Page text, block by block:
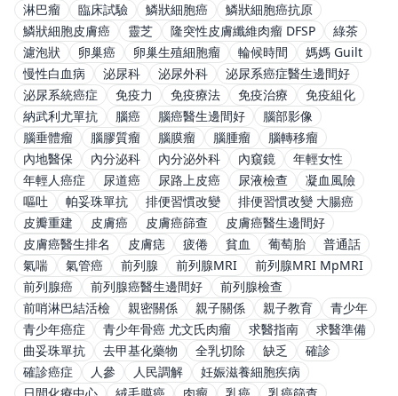
淋巴瘤
臨床試驗 鱗狀細胞癌
鱗狀細胞癌抗原
鱗狀細胞皮膚癌
靈芝 隆突性皮膚纖維肉瘤 DFSP
綠茶
濾泡狀
卵巢癌 卵巢生殖細胞瘤 輪候時間
媽媽 Guilt
慢性白血病
泌尿科 泌尿外科
泌尿系癌症醫生邊間好
泌尿系統癌症
免疫力 免疫療法 免疫治療
免疫組化
納武利尤單抗
腦癌 腦癌醫生邊間好
腦部影像
腦垂體瘤
腦膠質瘤 腦膜瘤 腦腫瘤
腦轉移瘤
內地醫保
內分泌科 內分泌外科 內窺鏡
年輕女性
年輕人癌症
尿道癌 尿路上皮癌 尿液檢查
凝血風險
嘔吐
帕妥珠單抗 排便習慣改變
排便習慣改變 大腸癌
皮瓣重建
皮膚癌 皮膚癌篩查
皮膚癌醫生邊間好
皮膚癌醫生排名
皮膚痣 疲倦 貧血 葡萄胎
普通話
氣喘
氣管癌 前列腺 前列腺MRI
前列腺MRI MpMRI
前列腺癌
前列腺癌醫生邊間好
前列腺檢查
前哨淋巴結活檢
親密關係 親子關係 親子教育
青少年
青少年癌症
青少年骨癌 尤文氏肉瘤 求醫指南
求醫準備
曲妥珠單抗
去甲基化藥物 全乳切除 缺乏
確診
確診癌症
人參 人民調解
妊娠滋養細胞疾病